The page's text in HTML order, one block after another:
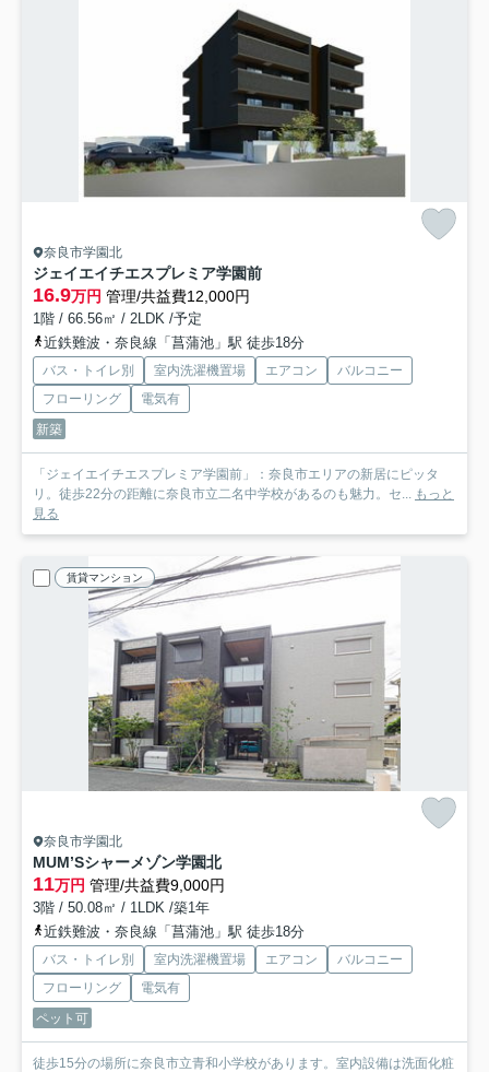
奈良市学園北
ジェイエイチエスプレミア学園前
16.9万円 管理/共益費12,000円
1階 / 66.56㎡ / 2LDK /予定
近鉄難波・奈良線「菖蒲池」駅 徒歩18分
バス・トイレ別 室内洗濯機置場 エアコン
バルコニー
フローリング
電気有
新築
「ジェイエイチエスプレミア学園前」：奈良市エリアの新居にピッタ
リ。徒歩22分の距離に奈良市立二名中学校があるのも魅力。セ... もっと
見る
賃貸マンション
奈良市学園北
MUM’Sシャーメゾン学園北
11万円 管理/共益費9,000円
3階 / 50.08㎡ / 1LDK /築1年
近鉄難波・奈良線「菖蒲池」駅 徒歩18分
バス・トイレ別 室内洗濯機置場 エアコン
バルコニー
フローリング
電気有
ペット可
徒歩15分の場所に奈良市立青和小学校があります。室内設備は洗面化粧